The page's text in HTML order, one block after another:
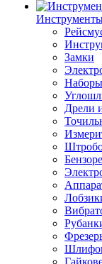
Инструменты
Замки
Наборы
Дрели